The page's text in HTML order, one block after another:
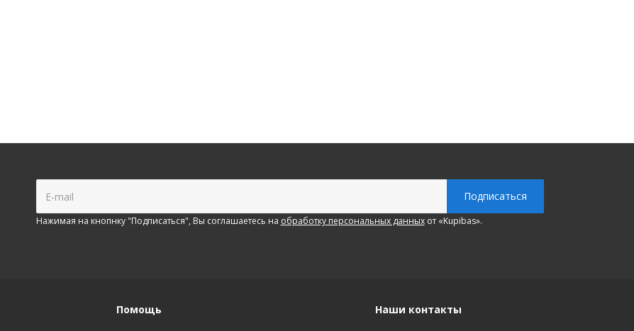
Нажимая на кнопнку "Подписаться", Вы соглашаетесь на обработку персональных данныхот «Kupibas».
Помощь Наши контакты